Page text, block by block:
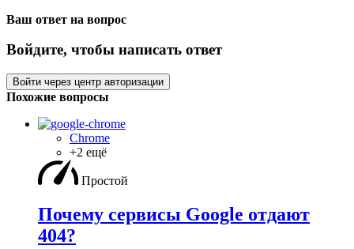
Ваш ответ на вопрос
Войдите, чтобы написать ответ
Войти через центр авторизации
Похожие вопросы
Chrome
+2 ещё
Простой
Почему сервисы Google отдают
404?